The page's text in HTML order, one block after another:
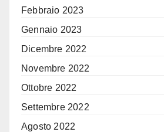
Febbraio 2023
Gennaio 2023
Dicembre 2022
Novembre 2022
Ottobre 2022
Settembre 2022
Agosto 2022